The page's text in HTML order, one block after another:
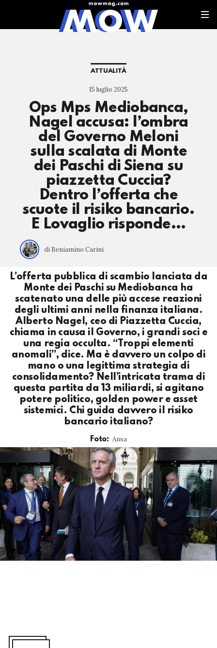
ATTUALITÀ
15 luglio 2025
Ops Mps Mediobanca,
Nagel accusa: l’ombra
del Governo Meloni
sulla scalata di Monte
dei Paschi di Siena su
piazzetta Cuccia?
Dentro l’offerta che
scuote il risiko bancario.
E Lovaglio risponde…
di Beniamino Carini
L’offerta pubblica di scambio lanciata da
Monte dei Paschi su Mediobanca ha
scatenato una delle più accese reazioni
degli ultimi anni nella finanza italiana.
Alberto Nagel, ceo di Piazzetta Cuccia,
chiama in causa il Governo, i grandi soci e
una regia occulta. “Troppi elementi
anomali”, dice. Ma è davvero un colpo di
mano o una legittima strategia di
consolidamento? Nell’intricata trama di
questa partita da 13 miliardi, si agitano
potere politico, golden power e asset
sistemici. Chi guida davvero il risiko
bancario italiano?
Foto: Ansa